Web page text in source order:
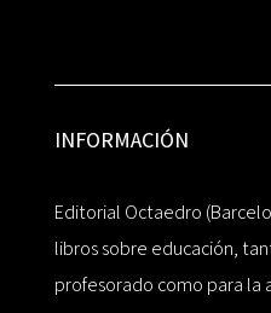
INFORMACIÓN
Editorial Octaedro
libros sobre educación,
profesorado como para la